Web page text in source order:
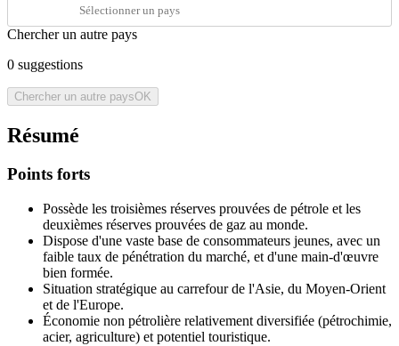
Chercher un autre pays
0 suggestions
Chercher un autre paysOK
Résumé
Points forts
Possède les troisièmes réserves prouvées de pétrole et les
deuxièmes réserves prouvées de gaz au monde.
Dispose d'une vaste base de consommateurs jeunes, avec un
faible taux de pénétration du marché, et d'une main-d'œuvre
bien formée.
Situation stratégique au carrefour de l'Asie, du Moyen-Orient
et de l'Europe.
Économie non pétrolière relativement diversifiée (pétrochimie,
acier, agriculture) et potentiel touristique.